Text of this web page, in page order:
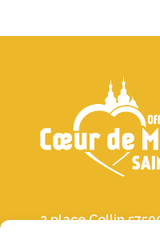
2 place Collin